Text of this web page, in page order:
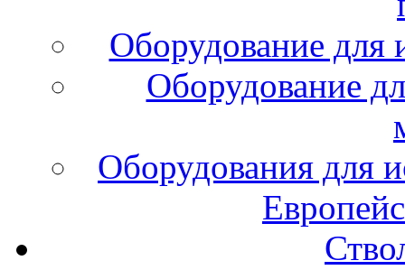
Оборудование для
Оборудование
Оборудования для